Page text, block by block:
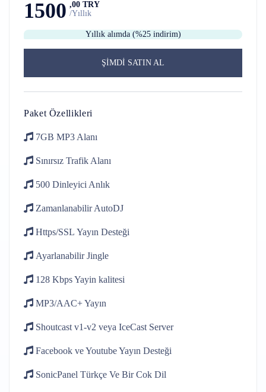
1500 ,00 TRY
/Yıllık
Yıllık alımda (%25 indirim)
ŞİMDİ SATIN AL
Paket Özellikleri
7GB MP3 Alanı
Sınırsız Trafik Alanı
500 Dinleyici Anlık
ZamanlanabilirAutoDJ
Https/SSL Yayın Desteği
AyarlanabilirJingle
128 KbpsYayin kalitesi
MP3/AAC+Yayın
Shoutcast v1-v2 veya IceCast Server
Facebook ve YoutubeYayın Desteği
SonicPanel Türkçe Ve Bir Cok Dil